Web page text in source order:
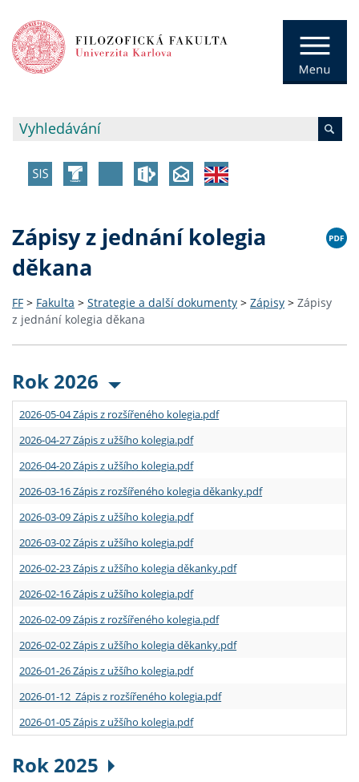
Zápisy z jednání kolegia
děkana
FF > Fakulta > Strategie a další dokumenty > Zápisy > Zápisy
z jednání kolegia děkana
Rok 2026
2026-05-04 Zápis z rozšířeného kolegia.pdf
2026-04-27 Zápis z užšího kolegia.pdf
2026-04-20 Zápis z užšího kolegia.pdf
2026-03-16 Zápis z rozšířeného kolegia děkanky.pdf
2026-03-09 Zápis z užšího kolegia.pdf
2026-03-02 Zápis z užšího kolegia.pdf
2026-02-23 Zápis z užšího kolegia děkanky.pdf
2026-02-16 Zápis z užšího kolegia.pdf
2026-02-09 Zápis z rozšířeného kolegia.pdf
2026-02-02 Zápis z užšího kolegia děkanky.pdf
2026-01-26 Zápis z užšího kolegia.pdf
2026-01-12 Zápis z rozšířeného kolegia.pdf
2026-01-05 Zápis z užšího kolegia.pdf
Rok 2025